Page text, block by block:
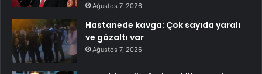
Ağustos 7, 2026
Hastanede kavga: Çok sayıda yaralı
ve gözaltı var
Ağustos 7, 2026